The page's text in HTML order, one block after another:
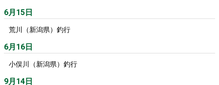
6月15日
荒川（新潟県）釣行
6月16日
小俣川（新潟県）釣行
9月14日